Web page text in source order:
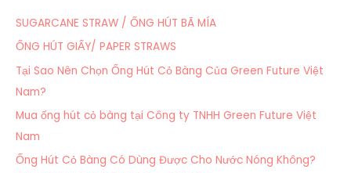
SUGARCANE STRAW / ỐNG HÚT BÃ MÍA
ỐNG HÚT GIẤY/ PAPER STRAWS
Tại Sao Nên Chọn Ống Hút Cỏ Bàng Của Green Future Việt
Nam?
Mua ống hút cỏ bàng tại Công ty TNHH Green Future Việt
Nam
Ống Hút Cỏ Bàng Có Dùng Được Cho Nước Nóng Không?